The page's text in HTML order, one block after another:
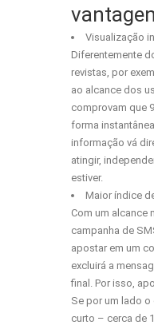
Visualização
Diferentemente
revistas, por
ao alcance dos
comprovam que
forma
informação vá
atingir,
estiver.
Maior índice
Com um alcance
campanha de
apostar em um
excluirá a
final. Por isso,
Se por um lado o
curto – cerca de